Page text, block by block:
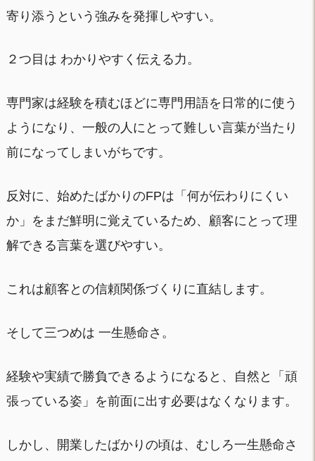
寄り添うという強みを発揮しやすい。
２つ目は わかりやすく伝える力。
専門家は経験を積むほどに専門用語を日常的に使う
ようになり、一般の人にとって難しい言葉が当たり
前になってしまいがちです。
反対に、始めたばかりのFPは「何が伝わりにくい
か」をまだ鮮明に覚えているため、顧客にとって理
解できる言葉を選びやすい。
これは顧客との信頼関係づくりに直結します。
そして三つめは 一生懸命さ。
経験や実績で勝負できるようになると、自然と「頑
張っている姿」を前面に出す必要はなくなります。
しかし、開業したばかりの頃は、むしろ一生懸命さ